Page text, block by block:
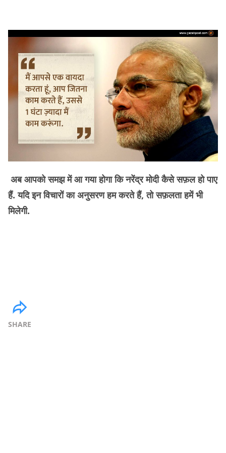
अब आपको समझ में आ गया होगा कि नरेंद्र मोदी कैसे सफ़ल हो पाए
हैं. यदि इन विचारों का अनुसरण हम करते हैं, तो सफ़लता हमें भी
मिलेगी.
SHARE